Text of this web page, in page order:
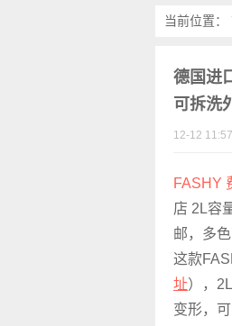
当前位置：
德国进
可拆洗
12-12 11:57
FASHY
店 2L容
邮，多
这款
址），
变形，